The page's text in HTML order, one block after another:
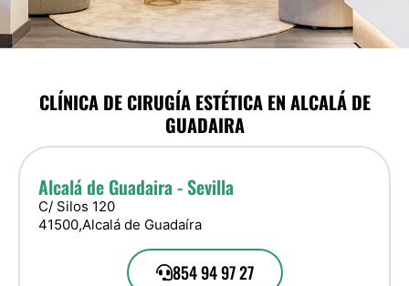
CLÍNICA DE CIRUGÍA ESTÉTICA EN ALCALÁ DE
GUADAIRA
Alcalá de Guadaira - Sevilla
C/ Silos 120
41500,Alcalá de Guadaíra
854 94 97 27